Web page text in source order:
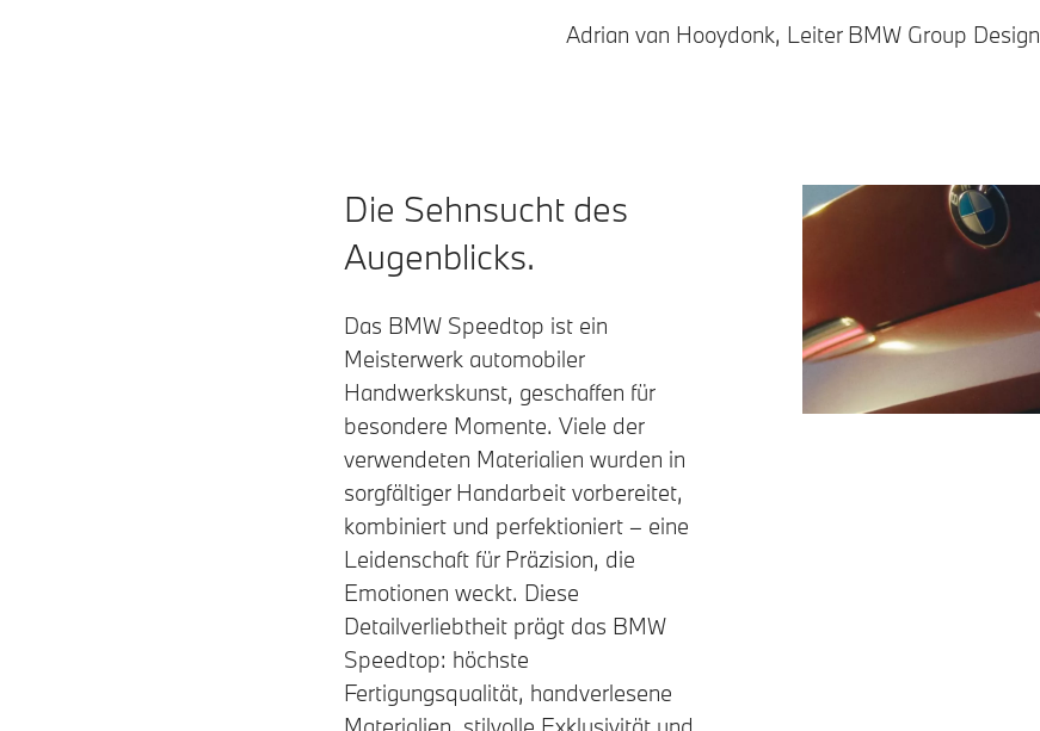
Adrian van Hooydonk, Leiter BMW Group Design
Die Sehnsucht des
Augenblicks.
Das BMW Speedtop ist ein
Meisterwerk automobiler
Handwerkskunst, geschaffen für
besondere Momente. Viele der
verwendeten Materialien wurden in
sorgfältiger Handarbeit vorbereitet,
kombiniert und perfektioniert – eine
Leidenschaft für Präzision, die
Emotionen weckt. Diese
Detailverliebtheit prägt das BMW
Speedtop: höchste
Fertigungsqualität, handverlesene